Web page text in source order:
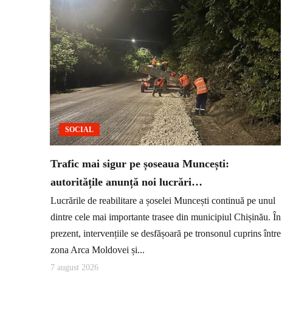
SOCIAL
Trafic mai sigur pe șoseaua Muncești:
autoritățile anunță noi lucrări…
Lucrările de reabilitare a șoselei Muncești continuă pe unul
dintre cele mai importante trasee din municipiul Chișinău. În
prezent, intervențiile se desfășoară pe tronsonul cuprins între
zona Arca Moldovei și...
7 august 2026